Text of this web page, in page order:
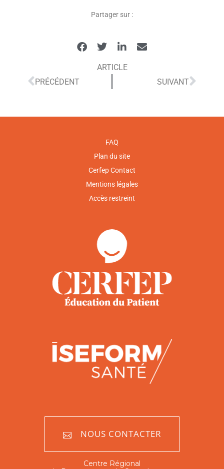
Partager sur :
ARTICLE
PRÉCÉDENT
SUIVANT
FAQ
Plan du site
Cerfep Contact
Mentions légales
Accès restreint
NOUS CONTACTER
Centre Régional